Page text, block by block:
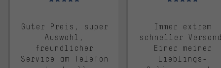
Guter Preis, super
Auswahl,
freundlicher
Service am Telefon
Immer extrem
schneller
Einer meiner
Lieblings-